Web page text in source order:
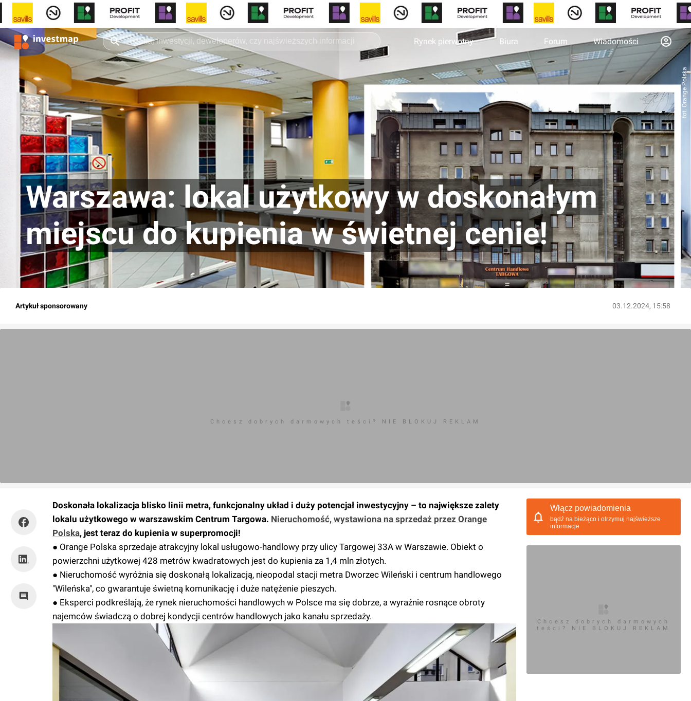
Rynek pierwotny Biura Forum Wiadomości
fot. Orange Polska
Warszawa: lokal użytkowy w doskonałym
miejscu do kupienia w świetnej cenie!
Artykuł sponsorowany 03.12.2024, 15:58
Chcesz dobrych darmowych teści? NIE BLOKUJ REKLAM
Doskonała lokalizacja blisko linii metra, funkcjonalny układ i duży potencjał inwestycyjny – to największe zalety
lokalu użytkowego w warszawskim Centrum Targowa. Nieruchomość, wystawiona na sprzedaż przez Orange
Polska, jest teraz do kupienia w superpromocji!
● Orange Polska sprzedaje atrakcyjny lokal usługowo-handlowy przy ulicy Targowej 33A w Warszawie. Obiekt o
powierzchni użytkowej 428 metrów kwadratowych jest do kupienia za 1,4 mln złotych.
● Nieruchomość wyróżnia się doskonałą lokalizacją, nieopodal stacji metra Dworzec Wileński i centrum handlowego
"Wileńska", co gwarantuje świetną komunikację i duże natężenie pieszych.
● Eksperci podkreślają, że rynek nieruchomości handlowych w Polsce ma się dobrze, a wyraźnie rosnące obroty
najemców świadczą o dobrej kondycji centrów handlowych jako kanału sprzedaży.
Włącz powiadomienia
bądź na bieżąco i otrzymuj najświeższe
informacje
Chcesz dobrych darmowych
teści? NIE BLOKUJ REKLAM